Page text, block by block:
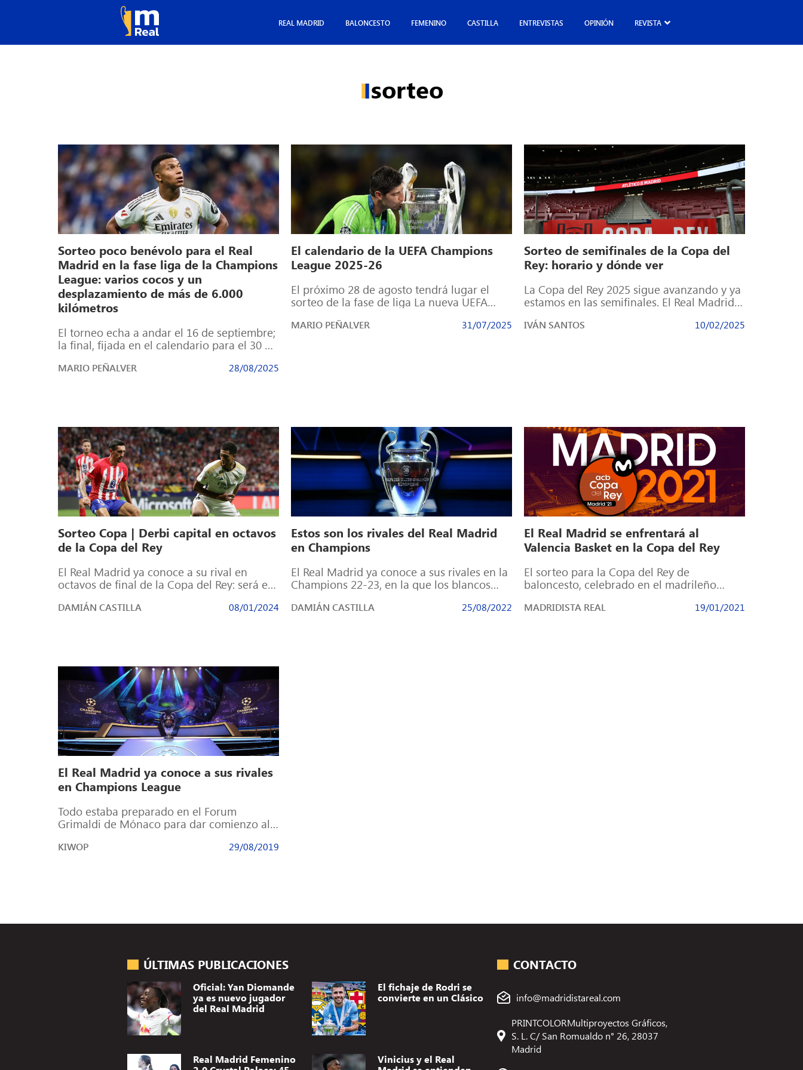
REAL MADRID BALONCESTO FEMENINO CASTILLA ENTREVISTAS OPINIÓN REVISTA
sorteo
Sorteo poco benévolo para el Real
Madrid en la fase liga de la Champions
League: varios cocos y un
desplazamiento de más de 6.000
kilómetros
El torneo echa a andar el 16 de septiembre;
la final, fijada en el calendario para el 30 de
MARIO PEÑALVER 28/08/2025
El calendario de la UEFA Champions
League 2025-26
El próximo 28 de agosto tendrá lugar el
sorteo de la fase de liga La nueva UEFA
MARIO PEÑALVER 31/07/2025
Sorteo de semifinales de la Copa del
Rey: horario y dónde ver
La Copa del Rey 2025 sigue avanzando y ya
estamos en las semifinales. El Real Madrid
IVÁN SANTOS 10/02/2025
Sorteo Copa | Derbi capital en octavos
de la Copa del Rey
El Real Madrid ya conoce a su rival en
octavos de final de la Copa del Rey: será el
DAMIÁN CASTILLA 08/01/2024
Estos son los rivales del Real Madrid
en Champions
El Real Madrid ya conoce a sus rivales en la
Champions 22-23, en la que los blancos
DAMIÁN CASTILLA 25/08/2022
El Real Madrid se enfrentará al
Valencia Basket en la Copa del Rey
El sorteo para la Copa del Rey de
baloncesto, celebrado en el madrileño
MADRIDISTA REAL 19/01/2021
El Real Madrid ya conoce a sus rivales
en Champions League
Todo estaba preparado en el Forum
Grimaldi de Mónaco para dar comienzo al
2019-2020. […]
KIWOP 29/08/2019
ÚLTIMAS PUBLICACIONES
Oficial: Yan Diomande
ya es nuevo jugador
del Real Madrid
El fichaje de Rodri se
convierte en un Clásico
Real Madrid Femenino
Vinicius y el Real
CONTACTO
info@madridistareal.com
PRINTCOLORMultiproyectos Gráficos,
S. L. C/ San Romualdo n° 26, 28037
Madrid